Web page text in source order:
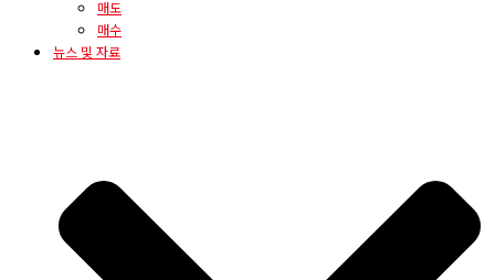
매도
매수
뉴스 및 자료